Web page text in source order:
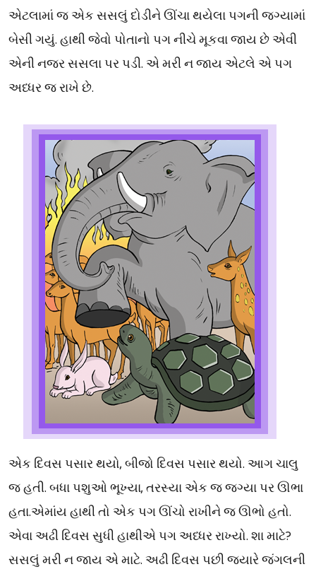
એટલામાં જ એક સસલું દોડીને ઊંચા થયેલા પગની જગ્યામાં
બેસી ગયું. હાથી જેવો પોતાનો પગ નીચે મૂકવા જાય છે એવી
એની નજર સસલા પર પડી. એ મરી ન જાય એટલે એ પગ
અધ્ધર જ રાખે છે.
એક દિવસ પસાર થયો, બીજો દિવસ પસાર થયો. આગ ચાલુ
જ હતી. બધા પશુઓ ભૂખ્યા, તરસ્યા એક જ જગ્યા પર ઊભા
હતા.એમાંય હાથી તો એક પગ ઊંચો રાખીને જ ઊભો હતો.
એવા અઢી દિવસ સુધી હાથીએ પગ અધ્ધર રાખ્યો. શા માટે?
સસલું મરી ન જાય એ માટે. અઢી દિવસ પછી જયારે જંગલની